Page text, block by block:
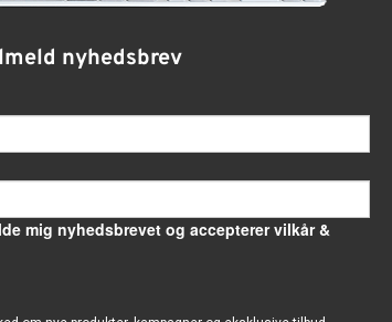
nyhedsbrev
mig nyhedsbrevet og accepterer vilkår &